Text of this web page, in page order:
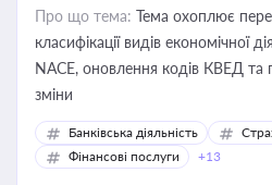
Про що тема: Тема охоплює
класифікації видів економічної
NACE, оновлення кодів КВЕД та
зміни
Банківська діяльність
Фінансові послуги
+13